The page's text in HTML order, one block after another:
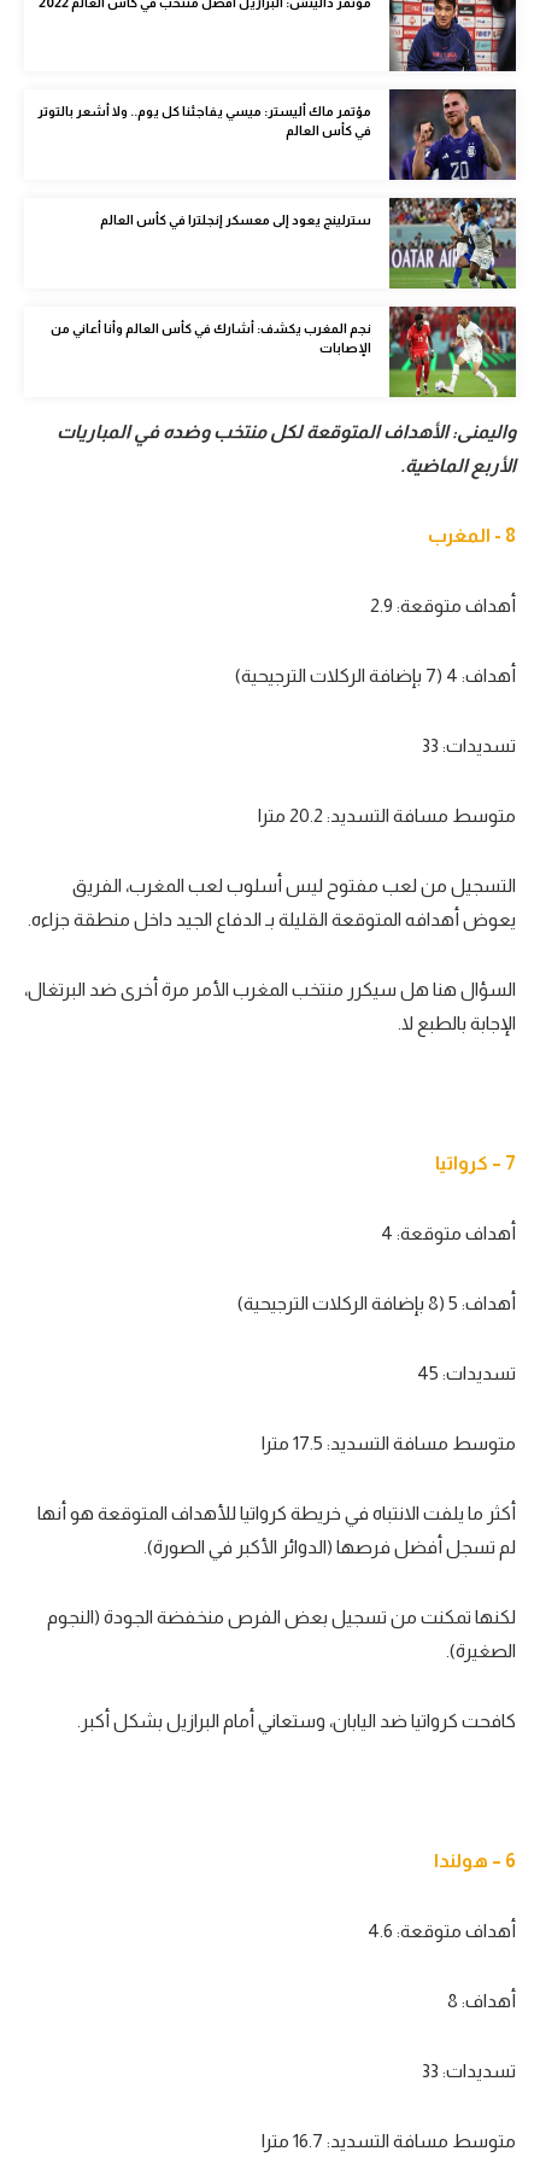
الوطن العربي
في المونديال
رياضة نسائية
آسيا
أمريكا
ركن الألعاب
أقسام خاصة
Gamers
ميركاتو
تحقيق في الجول
تقرير في الجول
حكايات في الجول
كويز في الجول
مؤتمر ماك أليستر: ميسي يفاجئنا كل يوم.. ولا أشعر بالتوتر
في كأس العالم
سترلينج يعود إلى معسكر إنجلترا في كأس العالم
نجم المغرب يكشف: أشارك في كأس العالم وأنا أعاني من
الإصابات
واليمنى: الأهداف المتوقعة لكل منتخب وضده في المباريات
الأربع الماضية.
8 - المغرب
أهداف متوقعة: 2.9
أهداف: 4 (7 بإضافة الركلات الترجيحية)
تسديدات: 33
متوسط مسافة التسديد: 20.2 مترا
التسجيل من لعب مفتوح ليس أسلوب لعب المغرب، الفريق
يعوض أهدافه المتوقعة القليلة بـ الدفاع الجيد داخل منطقة جزاءه.
السؤال هنا هل سيكرر منتخب المغرب الأمر مرة أخرى ضد البرتغال،
الإجابة بالطبع لا.
7 – كرواتيا
أهداف متوقعة: 4
أهداف: 5 (8 بإضافة الركلات الترجيحية)
تسديدات: 45
متوسط مسافة التسديد: 17.5 مترا
أكثر ما يلفت الانتباه في خريطة كرواتيا للأهداف المتوقعة هو أنها
لم تسجل أفضل فرصها (الدوائر الأكبر في الصورة).
لكنها تمكنت من تسجيل بعض الفرص منخفضة الجودة (النجوم
الصغيرة).
كافحت كرواتيا ضد اليابان، وستعاني أمام البرازيل بشكل أكبر.
6 – هولندا
أهداف متوقعة: 4.6
أهداف: 8
تسديدات: 33
متوسط مسافة التسديد: 16.7 مترا